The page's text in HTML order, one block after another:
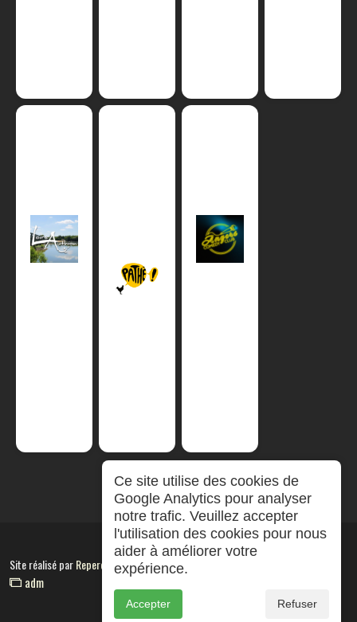
Site réalisé parRepereCom
adm
Ce site utilise des cookies de
Google Analytics pour analyser
notre trafic. Veuillez accepter
l'utilisation des cookies pour nous
aider à améliorer votre
expérience.
Accepter Refuser